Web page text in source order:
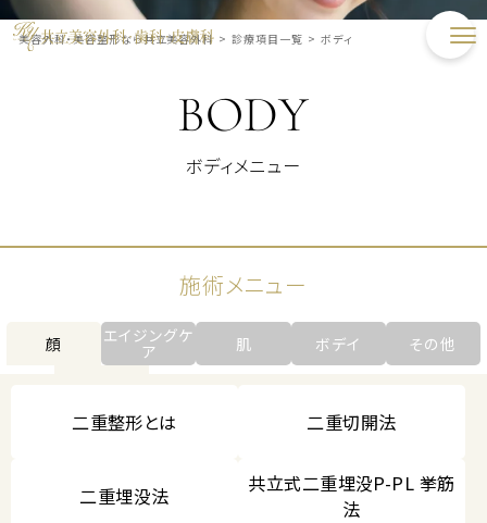
美容外科・美容整形なら共立美容外科 > 診療項目一覧 > ボディ
BODY
ボディメニュー
施術メニュー
顔 エイジングケ
ア 肌 ボデイ その他
二重整形とは 二重切開法
二重埋没法
共立式二重埋没P-PL 挙筋
法